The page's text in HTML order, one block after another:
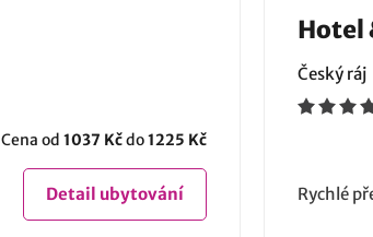
Cena od 1037 Kčdo1225 Kč
Detail ubytování
Hotel
Český ráj
Rychlé